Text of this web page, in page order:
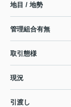
地目 / 地勢
管理組合有無
取引態様
現況
引渡し